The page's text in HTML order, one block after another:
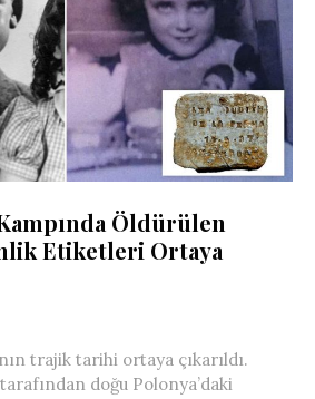
Öldürülen
Etiketleri Ortaya
trajik tarihi ortaya çıkarıldı.
doğu Polonya’daki